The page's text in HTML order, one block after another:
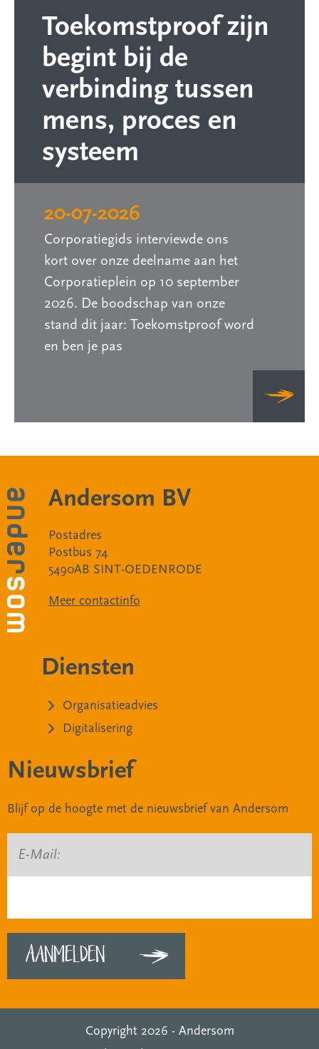
Toekomstproof zijn
begint bij de
verbinding tussen
mens, proces en
systeem
20-07-2026
Corporatiegids interviewde ons
kort over onze deelname aan het
Corporatieplein op 10 september
2026. De boodschap van onze
stand dit jaar: Toekomstproof word
en ben je pas
Andersom BV
Postadres
Postbus 74
5490AB SINT-OEDENRODE
Meer contactinfo
Diensten
Organisatieadvies
Digitalisering
Nieuwsbrief
Blijf op de hoogte met de nieuwsbrief van Andersom
E-Mail:
Copyright 2026 - Andersom